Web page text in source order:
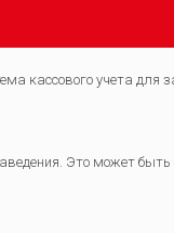
кассового учета для
Это может